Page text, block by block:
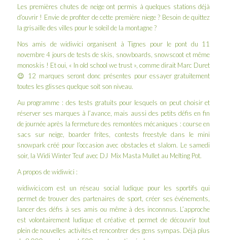
Les premières chutes de neige ont permis à quelques stations déjà
d’ouvrir ! Envie de profiter de cette première niege ? Besoin de quittez
la grisaille des villes pour le soleil de la montagne ?
Nos amis dewidiwici organisent à Tignes pour le pont du 11
novembre 4 jours de tests de skis, snowboards, snowscoot et même
monoskis ! Et oui, « In old school we trust », comme dirait Marc Duret
😉 12 marques seront donc présentes pour essayer gratuitement
toutes les glisses quelque soit son niveau.
Au programme : des tests gratuits pour lesquels on peut choisir et
réserver ses marques à l’avance, mais aussi des petits défis en fin
de journée après la fermeture des remontées mécaniques : course en
sacs sur neige, boarder frites, contests freestyle dans le mini
snowpark créé pour l’occasion avec obstacles et slalom. Le samedi
soir, la Widi Winter Teuf avec DJ Mix Masta Mullet au Melting Pot.
A propos de widiwici :
widiwici.com est un réseau social ludique pour les sportifs qui
permet de trouver des partenaires de sport, créer ses événements,
lancer des défis à ses amis ou même à des inconnnus. L’approche
est volontairement ludique et créative et permet de découvrir tout
plein de nouvelles activités et rencontrer des gens sympas. Déjà plus